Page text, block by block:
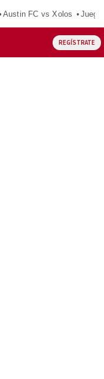
Austin FC vs Xolos
REGÍSTRATE